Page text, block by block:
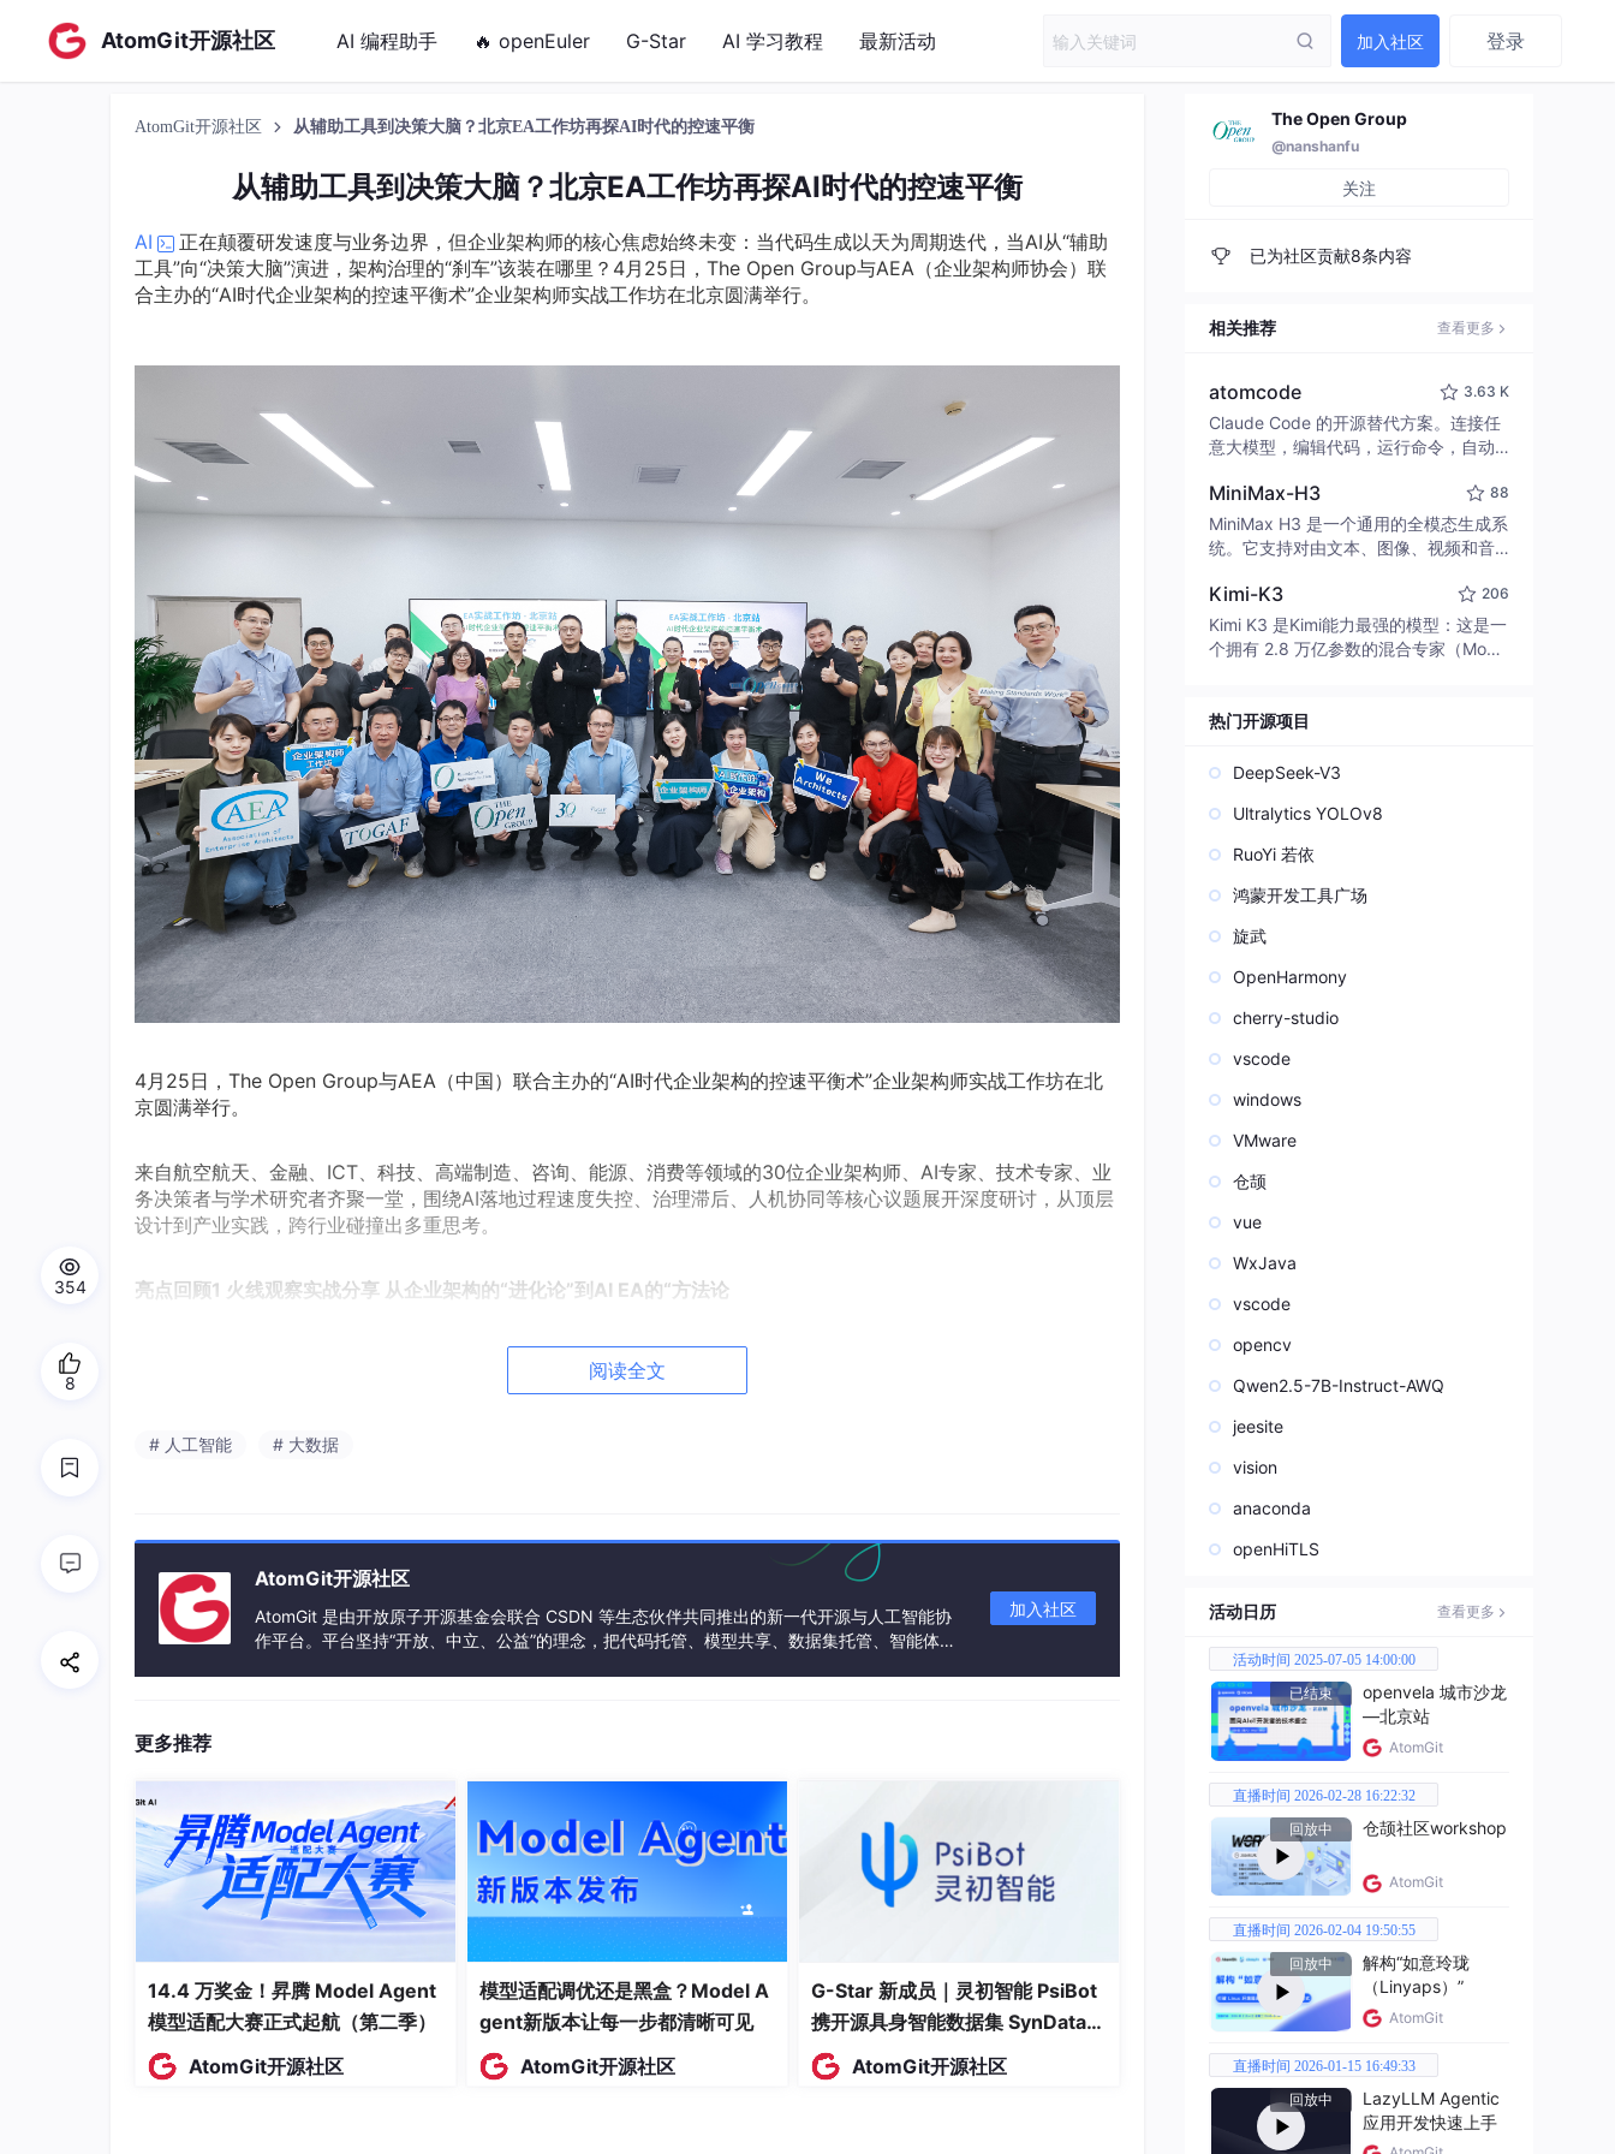
AtomGit开源社区 AI 编程助手 🔥 openEuler G-Star AI 学习教程 最新活动 加入社区 登录
AtomGit开源社区 从辅助工具到决策大脑？北京EA工作坊再探AI时代的控速平衡
从辅助工具到决策大脑？北京EA工作坊再探AI时代的控速平衡
AI
正在颠覆研发速度与业务边界，但企业架构师的核心焦虑始终未变：当代码生成以天为周期迭代，当AI从“辅助
工具”向“决策大脑”演进，架构治理的“刹车”该装在哪里？4月25日，The Open Group与AEA（企业架构师协会）联
合主办的“AI时代企业架构的控速平衡术”企业架构师实战工作坊在北京圆满举行。
4月25日，The Open Group与AEA（中国）联合主办的“AI时代企业架构的控速平衡术”企业架构师实战工作坊在北
京圆满举行。
来自航空航天、金融、ICT、科技、高端制造、咨询、能源、消费等领域的30位企业架构师、AI专家、技术专家、业
务决策者与学术研究者齐聚一堂，围绕AI落地过程速度失控、治理滞后、人机协同等核心议题展开深度研讨，从顶层
设计到产业实践，跨行业碰撞出多重思考。
亮点回顾1 火线观察实战分享 从企业架构的“进化论”到AI EA的“方法论
阅读全文
# 人工智能 # 大数据
AtomGit开源社区
AtomGit 是由开放原子开源基金会联合 CSDN 等生态伙伴共同推出的新一代开源与人工智能协
作平台。平台坚持“开放、中立、公益”的理念，把代码托管、模型共享、数据集托管、智能体开
加入社区
更多推荐
14.4 万奖金！昇腾 Model Agent
模型适配大赛正式起航（第二季）
AtomGit开源社区
模型适配调优还是黑盒？Model A
gent新版本让每一步都清晰可见
AtomGit开源社区
G-Star 新成员｜灵初智能 PsiBot
携开源具身智能数据集 SynData
入驻 AtomGit
AtomGit开源社区
354
8
The Open Group
@nanshanfu
关注
已为社区贡献8条内容
相关推荐 查看更多
atomcode 3.63 K
Claude Code 的开源替代方案。连接任
意大模型，编辑代码，运行命令，自动
致性能。 ｜ An open-source alternativ
e to Claude Code. Connect any LLM,
edit code, run commands, and verify
MiniMax-H3 88
MiniMax H3 是一个通用的全模态生成系
统。它支持对由文本、图像、视频和音
并能生成分辨率高达 2K、时长可达 15
秒的带原生立体声音频的视频。得益于
面向任务泛化的系统设计，H3 在预训练
模态指令。
Kimi-K3 206
Kimi K3 是Kimi能力最强的模型：这是一
个拥有 2.8 万亿参数的混合专家（Mo
热门开源项目
DeepSeek-V3
Ultralytics YOLOv8
RuoYi 若依
鸿蒙开发工具广场
旋武
OpenHarmony
cherry-studio
vscode
windows
VMware
仓颉
vue
WxJava
vscode
opencv
Qwen2.5-7B-Instruct-AWQ
jeesite
vision
anaconda
openHiTLS
活动日历 查看更多
活动时间 2025-07-05 14:00:00
已结束
openvela 城市沙龙
—北京站
AtomGit
直播时间 2026-02-28 16:22:32
回放中
仓颉社区workshop
AtomGit
直播时间 2026-02-04 19:50:55
回放中
解构“如意玲珑
（Linyaps）”
AtomGit
直播时间 2026-01-15 16:49:33
回放中
LazyLLM Agentic
应用开发快速上手